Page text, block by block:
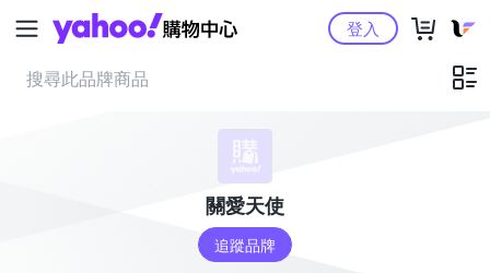
Yahoo購物中心登入
關愛天使
追蹤品牌